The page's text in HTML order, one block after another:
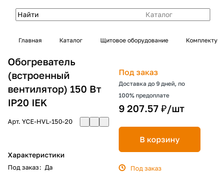
Каталог
Главная Каталог Щитовое оборудование
Обогреватель
(встроенный
вентилятор) 150 Вт
IP20 IEK
Арт. YCE-HVL-150-20
Характеристики
Под заказ: Да
Под заказ
Доставка до 9 дней, по
100% предоплате
9 207.57 ₽/шт
В корзину
Под заказ